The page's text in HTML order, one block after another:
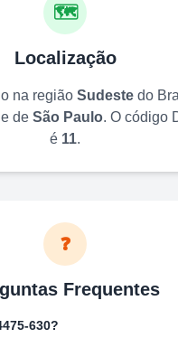
🗺️
Localização
na região Sudeste do
de São Paulo. O código
é 11.
❓
Frequentes
630?